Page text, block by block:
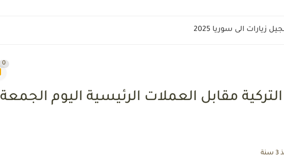
زيارات الى سوريا 2025
0
مقابل العملات الرئيسية اليوم الجمعة